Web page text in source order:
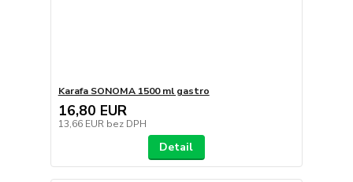
Karafa SONOMA 1500 ml gastro
16,80 EUR
13,66 EUR bez DPH
Detail